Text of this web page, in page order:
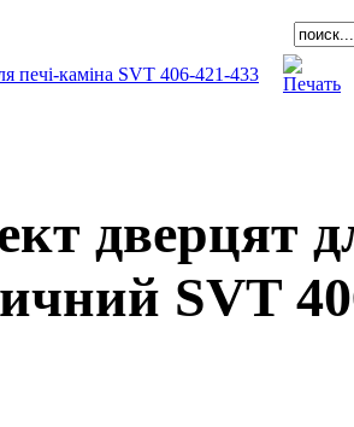
печі-каміна SVT 406-421-433
дверцят
SVT